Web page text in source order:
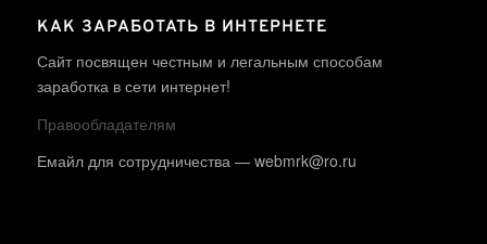
КАК ЗАРАБОТАТЬ В ИНТЕРНЕТЕ
Сайт посвящен честным и легальным способам
заработка в сети интернет!
Правообладателям
Емайл для сотрудничества — webmrk@ro.ru